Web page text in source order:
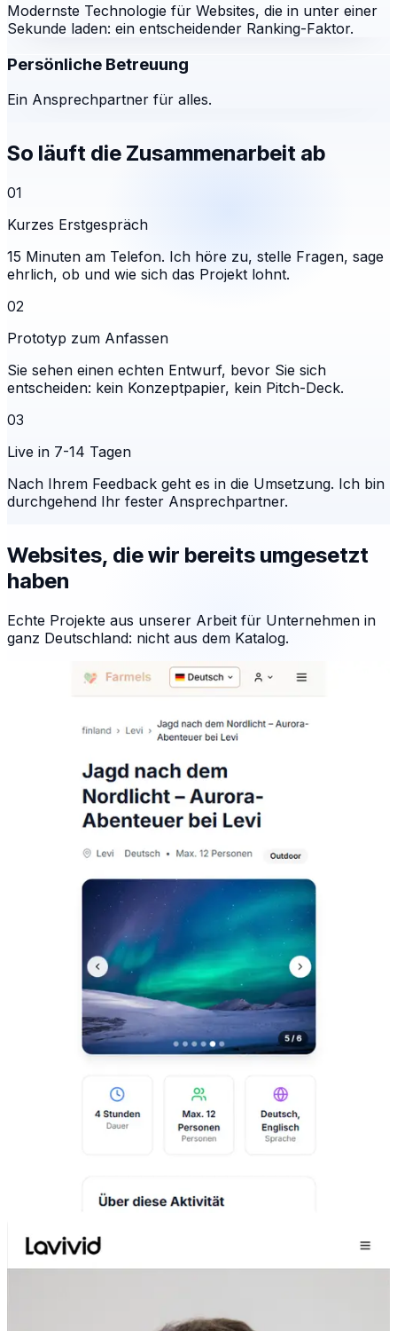
Modernste Technologie für Websites, die in unter einer
Sekunde laden: ein entscheidender Ranking-Faktor.
Persönliche Betreuung
Ein Ansprechpartner für alles.
So läuft die Zusammenarbeit ab
01
Kurzes Erstgespräch
15 Minuten am Telefon. Ich höre zu, stelle Fragen, sage
ehrlich, ob und wie sich das Projekt lohnt.
02
Prototyp zum Anfassen
Sie sehen einen echten Entwurf, bevor Sie sich
entscheiden: kein Konzeptpapier, kein Pitch-Deck.
03
Live in 7-14 Tagen
Nach Ihrem Feedback geht es in die Umsetzung. Ich bin
durchgehend Ihr fester Ansprechpartner.
Websites, die wir bereits umgesetzt
haben
Echte Projekte aus unserer Arbeit für Unternehmen in
ganz Deutschland: nicht aus dem Katalog.